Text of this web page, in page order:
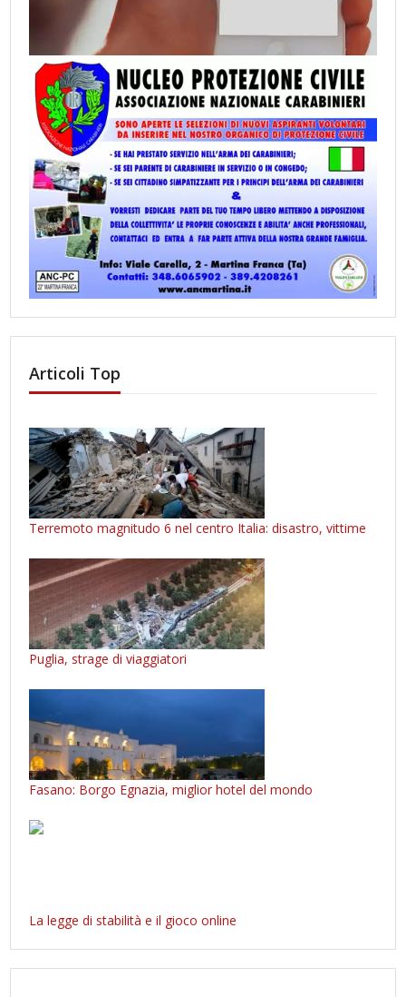
Articoli Top
Terremoto magnitudo 6 nel centro Italia: disastro, vittime
Puglia, strage di viaggiatori
Fasano: Borgo Egnazia, miglior hotel del mondo
La legge di stabilità e il gioco online